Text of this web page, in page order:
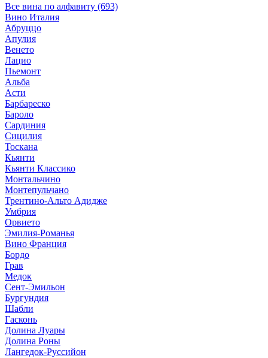
Все вина по алфавиту (693)
Вино Италия
Абруццо
Апулия
Венето
Лацио
Пьемонт
Альба
Асти
Барбареско
Бароло
Сардиния
Сицилия
Тоскана
Кьянти
Кьянти Классико
Монтальчино
Монтепульчано
Трентино-Альто Адидже
Умбрия
Орвието
Эмилия-Романья
Вино Франция
Бордо
Грав
Медок
Сент-Эмильон
Бургундия
Шабли
Гасконь
Долина Луары
Долина Роны
Лангедок-Руссийон